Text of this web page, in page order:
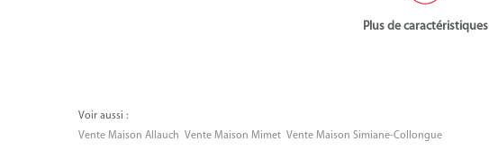
Plus de caractéristiques
Voir aussi :
Vente Maison Allauch Vente Maison Mimet Vente Maison Simiane-Collongue